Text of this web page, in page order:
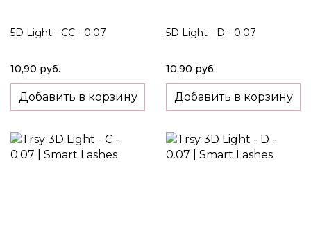
5D Light - CC - 0.07
10,90 руб.
Добавить в корзину
5D Light - D - 0.07
10,90 руб.
Добавить в корзину